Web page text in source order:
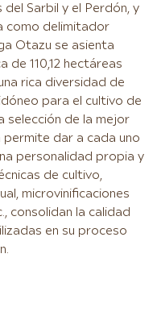
del Sarbil y el Perdón, y
como delimitador
Otazu se asienta
de 110,12 hectáreas
rica diversidad de
para el cultivo de
selección de la mejor
permite dar a cada uno
personalidad propia y
de cultivo,
microvinificaciones
consolidan la calidad
en su proceso